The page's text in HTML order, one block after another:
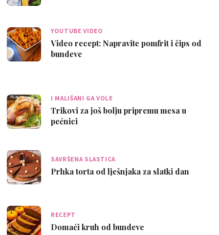
YOUTUBE VIDEO
Video recept: Napravite pomfrit i čips od
bundeve
I MALIŠANI GA VOLE
Trikovi za još bolju pripremu mesa u
pećnici
SAVRŠENA SLASTICA
Prhka torta od lješnjaka za slatki dan
RECEPT
Domaći kruh od bundeve